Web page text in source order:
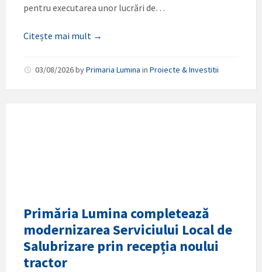
pentru executarea unor lucrări de…
Citește mai mult →
03/08/2026byPrimaria Lumina in Proiecte & Investitii
Primăria Lumina completează
modernizarea Serviciului Local de
Salubrizare prin recepția noului
tractor